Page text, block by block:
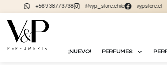
+56 9 3877 3738 @vyp_store.chile vypstore.cl
¡NUEVO! PERFUMES